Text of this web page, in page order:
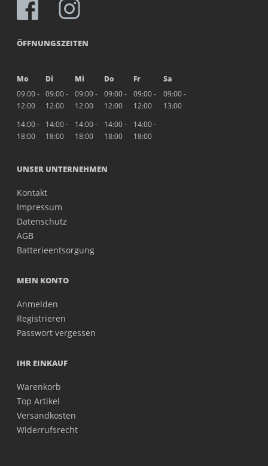
ÖFFNUNGSZEITEN
Mo Di Mi Do Fr
Sa
09:00 -
12:00
09:00 -
12:00
09:00 -
12:00
09:00 -
12:00
09:00 -
12:00
09:00 -
13:00
14:00 -
18:00
14:00 -
18:00
14:00 -
18:00
14:00 -
18:00
14:00 -
18:00
UNSER UNTERNEHMEN
Kontakt
Impressum
Datenschutz
AGB
Batterieentsorgung
MEIN KONTO
Anmelden
Registrieren
Passwort vergessen
IHR EINKAUF
Warenkorb
Top Artikel
Versandkosten
Widerrufsrecht